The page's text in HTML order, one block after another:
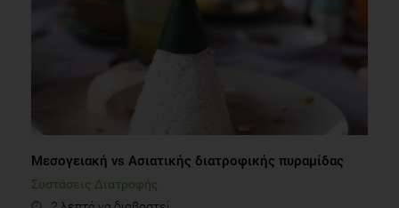
Μεσογειακή vs Ασιατικής διατροφικής πυραμίδας
Συστάσεις Διατροφής